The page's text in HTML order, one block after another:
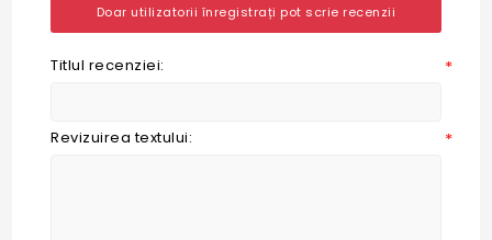
Doar utilizatorii înregistrați pot scrie recenzii
Titlul recenziei: *
Revizuirea textului: *